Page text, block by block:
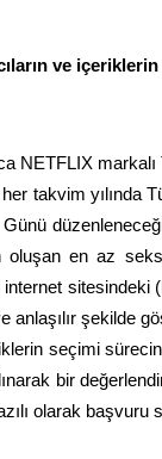
ve
NETFLIX
takvim yılında
oluşan en az
internet sitesindeki
anlaşılır şekilde
seçimi
bir
olarak başvuru